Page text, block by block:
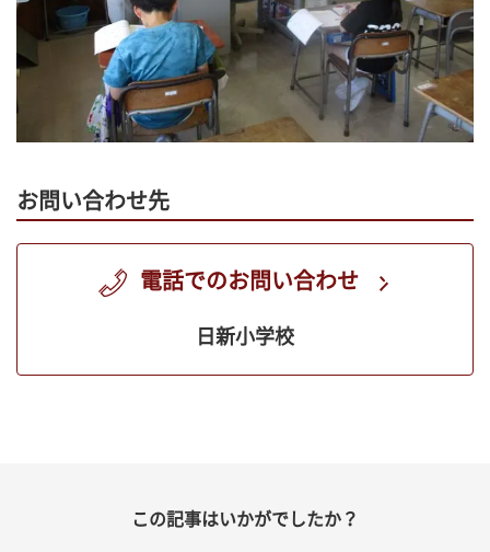
お問い合わせ先
電話でのお問い合わせ
日新小学校
この記事はいかがでしたか？